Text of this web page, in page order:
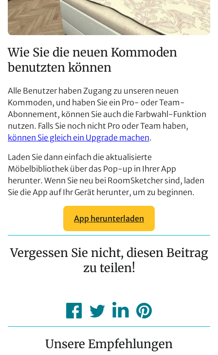
Wie Sie die neuen Kommoden
benutzten können
Alle Benutzer haben Zugang zu unseren neuen
Kommoden, und haben Sie ein Pro- oder Team-
Abonnement, können Sie auch die Farbwahl-Funktion
nutzen. Falls Sie noch nicht Pro oder Team haben,
können Sie gleich ein Upgrade machen.
Laden Sie dann einfach die aktualisierte
Möbelbibliothek über das Pop-up in Ihrer App
herunter. Wenn Sie neu bei RoomSketcher sind, laden
Sie die App auf Ihr Gerät herunter, um zu beginnen.
App herunterladen
Vergessen Sie nicht, diesen Beitrag
zu teilen!
Unsere Empfehlungen